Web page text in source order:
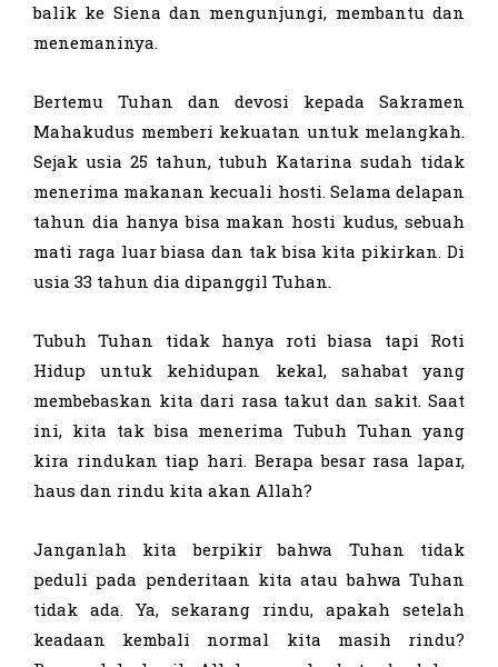
balik ke Siena dan mengunjungi, membantu dan
menemaninya.
Bertemu Tuhan dan devosi kepada Sakramen
Mahakudus memberi kekuatan untuk melangkah.
Sejak usia 25 tahun, tubuh Katarina sudah tidak
menerima makanan kecuali hosti. Selama delapan
tahun dia hanya bisa makan hosti kudus, sebuah
mati raga luar biasa dan tak bisa kita pikirkan. Di
usia 33 tahun dia dipanggil Tuhan.
Tubuh Tuhan tidak hanya roti biasa tapi Roti
Hidup untuk kehidupan kekal, sahabat yang
membebaskan kita dari rasa takut dan sakit. Saat
ini, kita tak bisa menerima Tubuh Tuhan yang
kira rindukan tiap hari. Berapa besar rasa lapar,
haus dan rindu kita akan Allah?
Janganlah kita berpikir bahwa Tuhan tidak
peduli pada penderitaan kita atau bahwa Tuhan
tidak ada. Ya, sekarang rindu, apakah setelah
keadaan kembali normal kita masih rindu?